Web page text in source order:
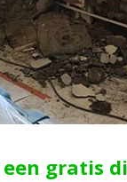
gratis